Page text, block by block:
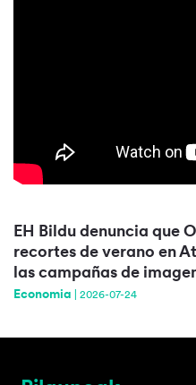
EH Bildu denuncia que
recortes de verano en
las campañas de
Economia 2026-07-24